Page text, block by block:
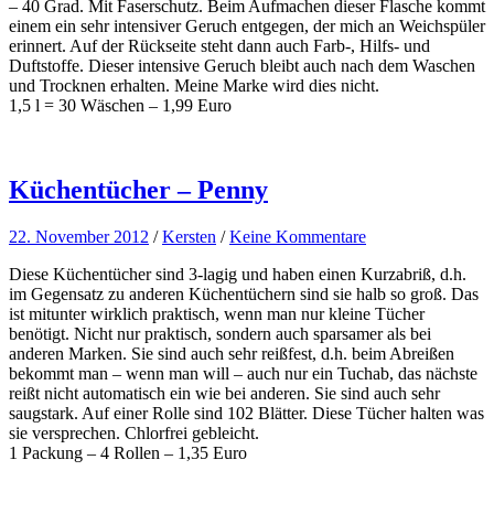
– 40 Grad. Mit Faserschutz. Beim Aufmachen dieser Flasche kommt
einem ein sehr intensiver Geruch entgegen, der mich an Weichspüler
erinnert. Auf der Rückseite steht dann auch Farb-, Hilfs- und
Duftstoffe. Dieser intensive Geruch bleibt auch nach dem Waschen
und Trocknen erhalten. Meine Marke wird dies nicht.
1,5 l = 30 Wäschen – 1,99 Euro
Küchentücher – Penny
22. November 2012 /Kersten /Keine Kommentare
Diese Küchentücher sind 3-lagig und haben einen Kurzabriß, d.h.
im Gegensatz zu anderen Küchentüchern sind sie halb so groß. Das
ist mitunter wirklich praktisch, wenn man nur kleine Tücher
benötigt. Nicht nur praktisch, sondern auch sparsamer als bei
anderen Marken. Sie sind auch sehr reißfest, d.h. beim Abreißen
bekommt man – wenn man will – auch nur ein Tuchab, das nächste
reißt nicht automatisch ein wie bei anderen. Sie sind auch sehr
saugstark. Auf einer Rolle sind 102 Blätter. Diese Tücher halten was
sie versprechen. Chlorfrei gebleicht.
1 Packung – 4 Rollen – 1,35 Euro